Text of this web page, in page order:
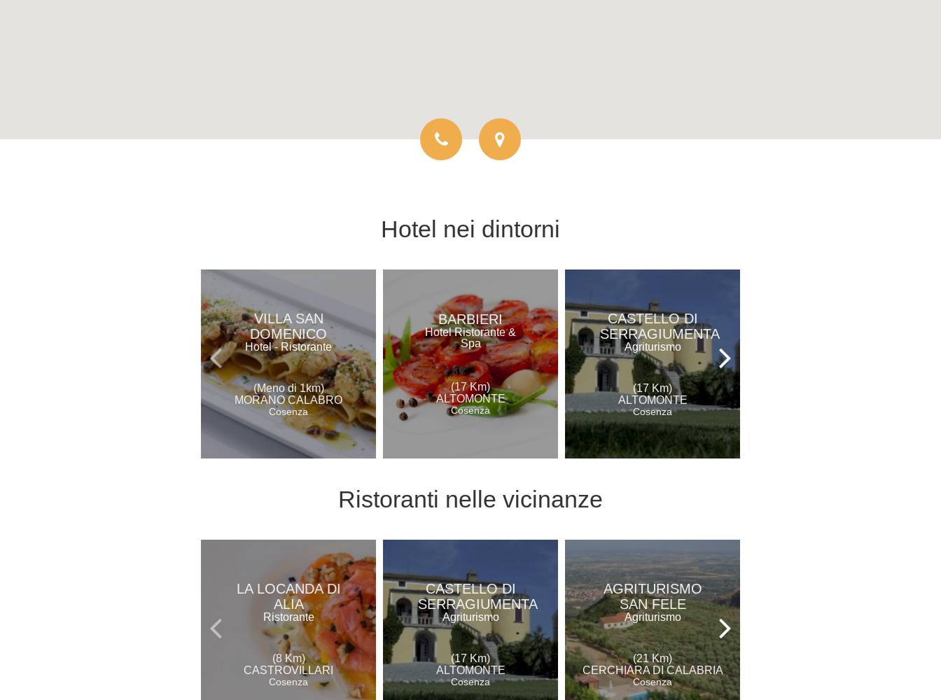
Hotel nei dintorni
VILLA SAN
DOMENICO
Hotel - Ristorante
(Meno di 1km)
MORANO CALABRO
Cosenza
BARBIERI
Hotel Ristorante &
Spa
(17 Km)
ALTOMONTE
Cosenza
CASTELLO DI
SERRAGIUMENTA
Agriturismo
(17 Km)
ALTOMONTE
Cosenza
Ristoranti nelle vicinanze
LA LOCANDA DI
ALIA
Ristorante
(8 Km)
CASTROVILLARI
Cosenza
CASTELLO DI
SERRAGIUMENTA
Agriturismo
(17 Km)
ALTOMONTE
Cosenza
AGRITURISMO
SAN FELE
Agriturismo
(21 Km)
CERCHIARA DI CALABRIA
Cosenza